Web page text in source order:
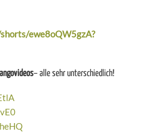
ewe8oQW5gzA?
– alle sehr unterschiedlich!